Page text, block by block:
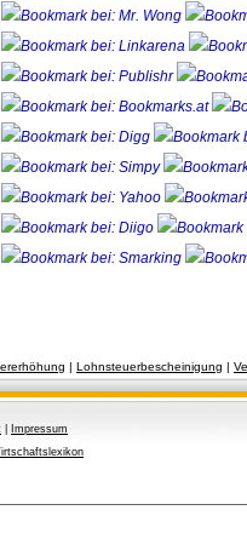
| Lohnsteuerbescheinigung |
Impressum